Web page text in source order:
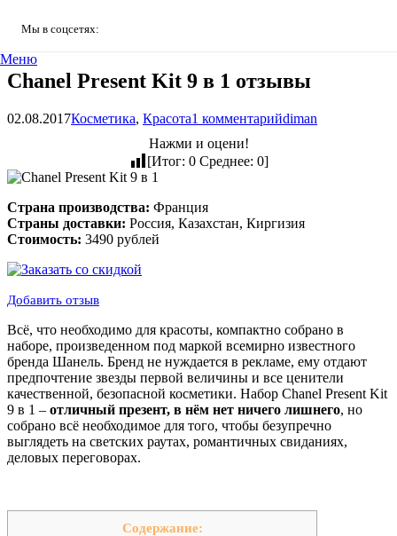
Мы в соцсетях:
Меню
Chanel Present Kit 9 в 1 отзывы
02.08.2017Косметика, Красота1 комментарийdiman
Нажми и оцени!
[Итог: 0Среднее: 0]
Страна производства: Франция
Страны доставки: Россия, Казахстан, Киргизия
Стоимость: 3490 рублей
Добавить отзыв
Всё, что необходимо для красоты, компактно собрано в
наборе, произведенном под маркой всемирно известного
бренда Шанель. Бренд не нуждается в рекламе, ему отдают
предпочтение звезды первой величины и все ценители
качественной, безопасной косметики. Набор Chanel Present Kit
9 в 1 – отличный презент, в нём нет ничего лишнего, но
собрано всё необходимое для того, чтобы безупречно
выглядеть на светских раутах, романтичных свиданиях,
деловых переговорах.
Содержание: